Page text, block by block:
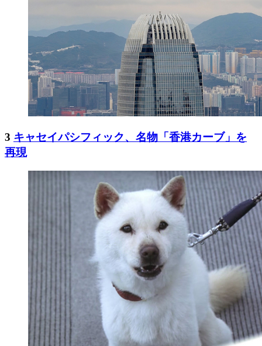
3 キャセイパシフィック、名物「香港カーブ」を
再現